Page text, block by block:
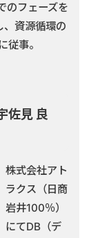
のフェーズを
資源循環の
従事。
見 良
株式会社アト
ラクス（日商
岩井100％）
にてDB（デ